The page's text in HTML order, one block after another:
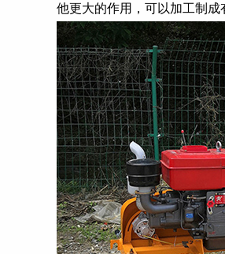
他更大的作用，可以加工制